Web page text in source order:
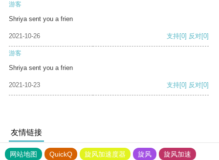
游客
Shriya sent you a frien
2021-10-26 支持[0] 反对[0]
游客
Shriya sent you a frien
2021-10-23 支持[0] 反对[0]
友情链接
网站地图 QuickQ 旋风加速度器 旋风
旋风加速